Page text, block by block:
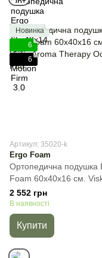
Новинка
6
6
Артикул: 35020-k
Ergo Foam
Ортопедична подушка
Foam 60x40x16 см.
Aroma Therapy Ocean
Cиній, 60x40x16 см
2 552 грн
В наявності
Купити